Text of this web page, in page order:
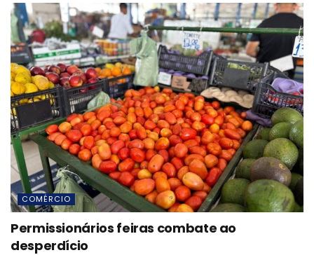
COMÉRCIO
Permissionários feiras combate ao
desperdício